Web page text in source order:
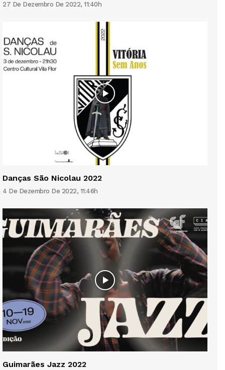
27 De Dezembro De 2022, 11:40h
Danças São Nicolau 2022
4 De Dezembro De 2022, 11:46h
Guimarães Jazz 2022